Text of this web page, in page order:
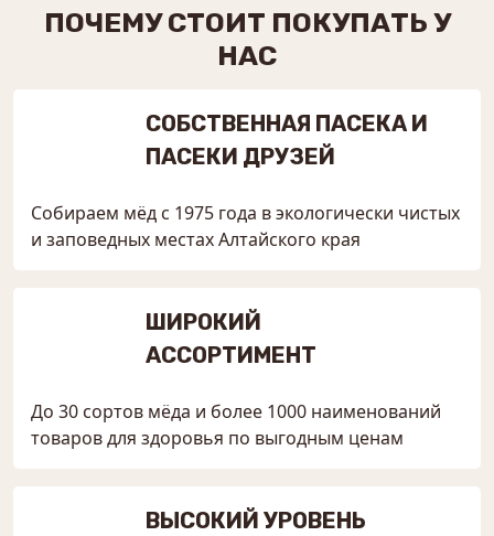
ПОЧЕМУ СТОИТ ПОКУПАТЬ У
НАС
СОБСТВЕННАЯ ПАСЕКА И
ПАСЕКИ ДРУЗЕЙ
Собираем мёд с 1975 года в экологически чистых
и заповедных местах Алтайского края
ШИРОКИЙ
АССОРТИМЕНТ
До 30 сортов мёда и более 1000 наименований
товаров для здоровья по выгодным ценам
ВЫСОКИЙ УРОВЕНЬ